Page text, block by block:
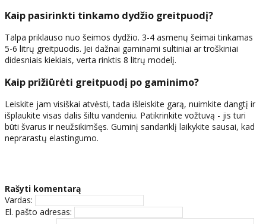
Kaip pasirinkti tinkamo dydžio greitpuodį?
Talpa priklauso nuo šeimos dydžio. 3-4 asmenų šeimai tinkamas
5-6 litrų greitpuodis. Jei dažnai gaminami sultiniai ar troškiniai
didesniais kiekiais, verta rinktis 8 litrų modelį.
Kaip prižiūrėti greitpuodį po gaminimo?
Leiskite jam visiškai atvėsti, tada išleiskite garą, nuimkite dangtį ir
išplaukite visas dalis šiltu vandeniu. Patikrinkite vožtuvą - jis turi
būti švarus ir neužsikimšęs. Guminį sandariklį laikykite sausai, kad
neprarastų elastingumo.
Rašyti komentarą
Vardas:
El. pašto adresas: